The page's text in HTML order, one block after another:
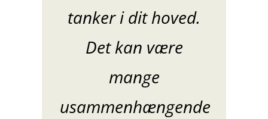
tanker i dit hoved.
Det kan være
mange
usammenhængende